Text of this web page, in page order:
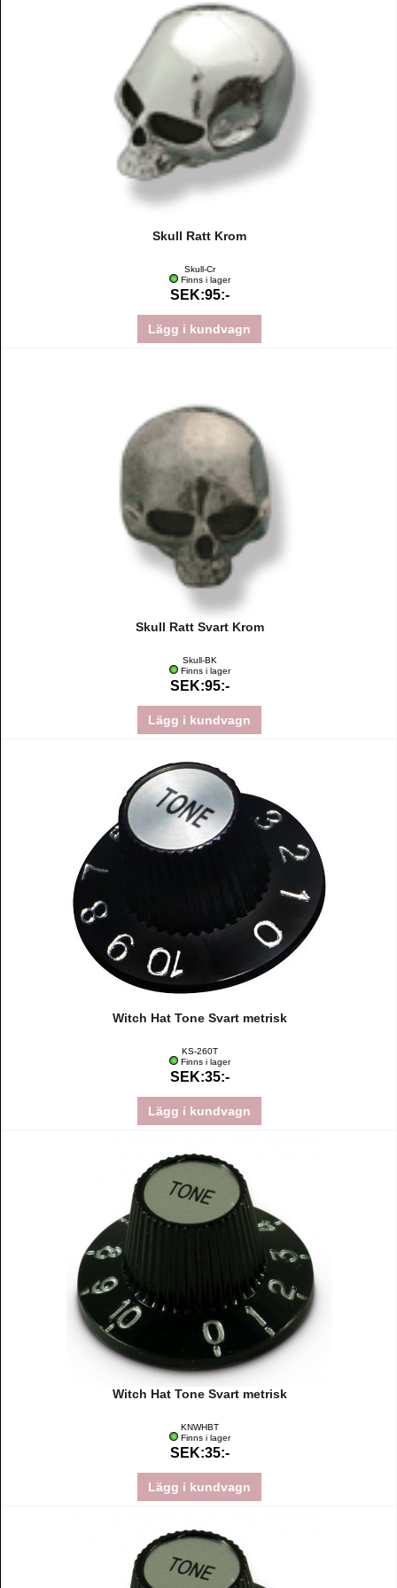
Skull Ratt Krom
Skull-Cr
Finns i lager
SEK:95:-
Lägg i kundvagn
Skull Ratt Svart Krom
Skull-BK
Finns i lager
SEK:95:-
Lägg i kundvagn
Witch Hat Tone Svart metrisk
KS-260T
Finns i lager
SEK:35:-
Lägg i kundvagn
Witch Hat Tone Svart metrisk
KNWHBT
Finns i lager
SEK:35:-
Lägg i kundvagn